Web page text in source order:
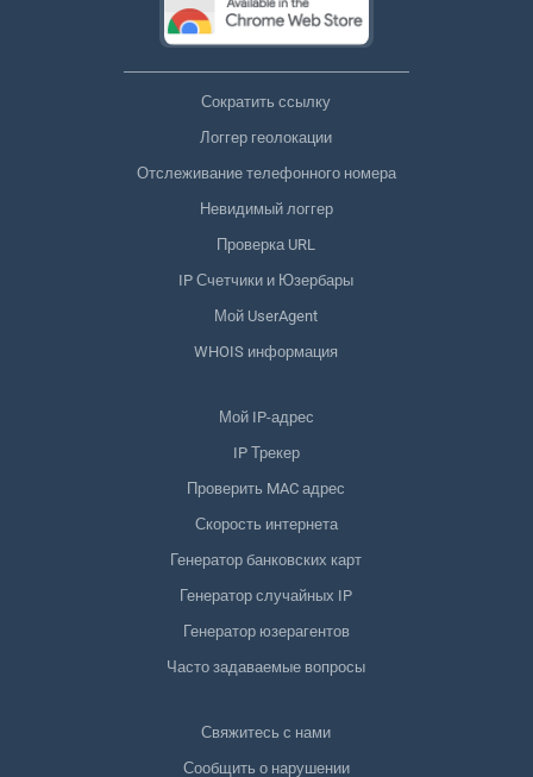
Сократить ссылку
Логгер геолокации
Отслеживание телефонного номера
Невидимый логгер
Проверка URL
IP Счетчики и Юзербары
Мой UserAgent
WHOIS информация
Мой IP-адрес
IP Трекер
Проверить MAC адрес
Скорость интернета
Генератор банковских карт
Генератор случайных IP
Генератор юзерагентов
Часто задаваемые вопросы
Свяжитесь с нами
Сообщить о нарушении